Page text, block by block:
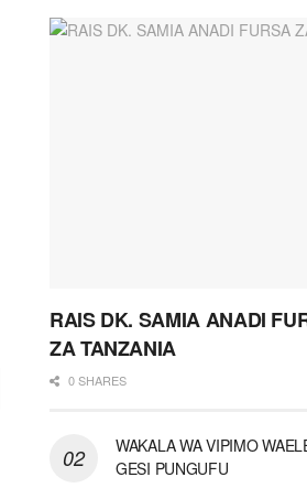
RAIS DK. SAMIA ANADI
ZA TANZANIA
0 SHARES
WAKALA WA VIPIMO
GESI PUNGUFU